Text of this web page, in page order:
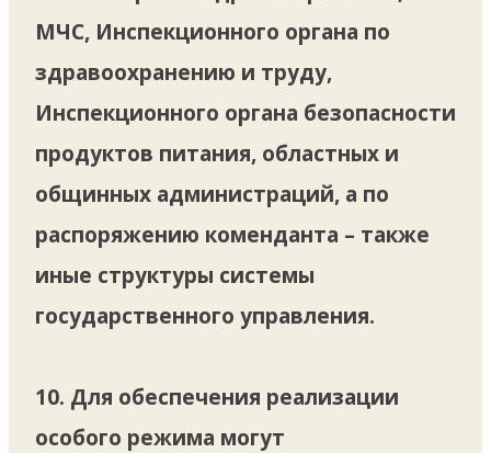
МЧС, Инспекционного органа по
здравоохранению и труду,
Инспекционного органа безопасности
продуктов питания, областных и
общинных администраций, а по
распоряжению коменданта – также
иные структуры системы
государственного управления.
10. Для обеспечения реализации
особого режима могут